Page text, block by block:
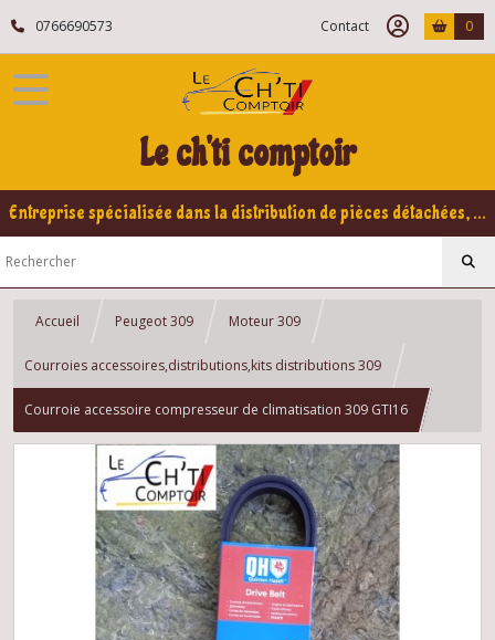
0766690573 Contact 0
Le ch'ti comptoir
Entreprise spécialisée dans la distribution de pièces détachées, refabrication pour voitures Yountimers Peugeot 205 GTI, 309 GTI - GTI16
Accueil Peugeot 309 Moteur 309
Courroies accessoires,distributions,kits distributions 309
Courroie accessoire compresseur de climatisation 309 GTI16